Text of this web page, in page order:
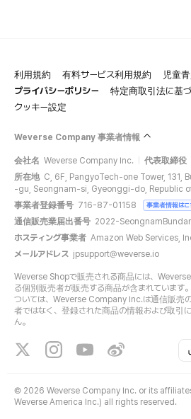
利用規約 有料サービス利用規約
児童
プライバシーポリシー
特定商取引法に基
クッキー設定
Weverse Company 事業者情報
会社名 Weverse Company Inc. 代表取締役
所在地 C, 6F, PangyoTech-one Tower, 131,
-gu, Seongnam-si, Gyeonggi-do, Republic
事業者登録番号 716-87-01158 事業者情報はこ
通信販売業届出番号 2022-
ホスティング事業者 Amazon Web Services,
メールアドレス jpsupport@weverse.io
Weverse Shopで販売される商品には、
る個別販売者が販売する商品が含まれています
ついては、Weverse Company Inc.は通信販売
者ではなく、登録された商品の情報および取引
ん。
© 2026 Weverse Company Inc. or its
Weverse America Inc.) all rights reserved.